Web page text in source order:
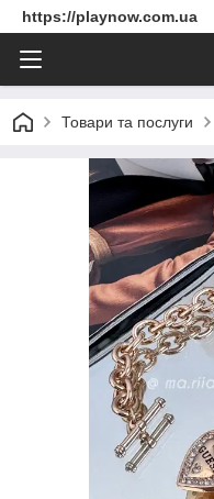
https://playnow.com.ua
Товари та послуги